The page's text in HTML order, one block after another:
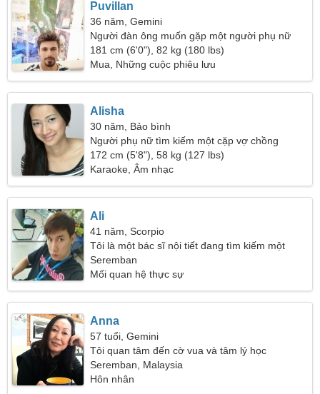
Puvillan
36 năm, Gemini
Người đàn ông muốn gặp một người phụ nữ
181 cm (6'0"), 82 kg (180 lbs)
Mua, Những cuộc phiêu lưu
Alisha
30 năm, Bảo bình
Người phụ nữ tìm kiếm một cặp vợ chồng
172 cm (5'8"), 58 kg (127 lbs)
Karaoke, Âm nhạc
Ali
41 năm, Scorpio
Tôi là một bác sĩ nội tiết đang tìm kiếm một
người phụ nữ hóm hỉnh
Seremban
Mối quan hệ thực sự
Anna
57 tuổi, Gemini
Tôi quan tâm đến cờ vua và tâm lý học
Seremban, Malaysia
Hôn nhân